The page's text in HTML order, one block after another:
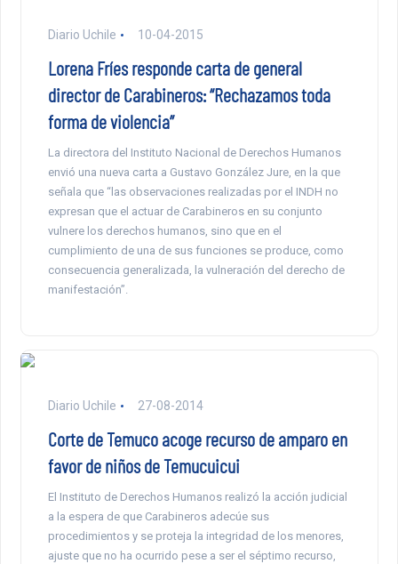
Diario Uchile 10-04-2015
Lorena Fríes responde carta de general
director de Carabineros: “Rechazamos toda
forma de violencia”
La directora del Instituto Nacional de Derechos Humanos
envió una nueva carta a Gustavo González Jure, en la que
señala que “las observaciones realizadas por el INDH no
expresan que el actuar de Carabineros en su conjunto
vulnere los derechos humanos, sino que en el
cumplimiento de una de sus funciones se produce, como
consecuencia generalizada, la vulneración del derecho de
manifestación”.
Diario Uchile 27-08-2014
Corte de Temuco acoge recurso de amparo en
favor de niños de Temucuicui
El Instituto de Derechos Humanos realizó la acción judicial
a la espera de que Carabineros adecúe sus
procedimientos y se proteja la integridad de los menores,
ajuste que no ha ocurrido pese a ser el séptimo recurso,